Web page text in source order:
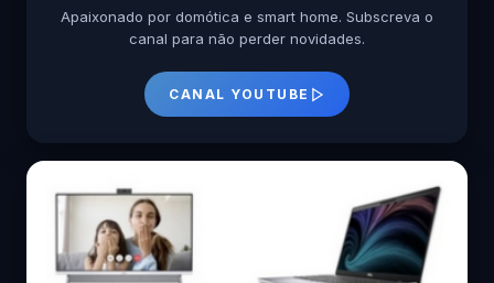
Apaixonado por domótica e smart home. Subscreva o
canal para não perder novidades.
CANAL YOUTUBE